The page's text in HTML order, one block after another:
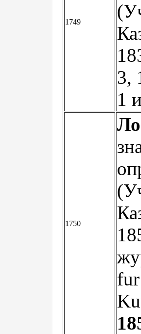
1749
3,
1
1750